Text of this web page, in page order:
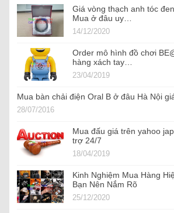
Giá vòng thạch anh tóc
Mua ở đâu uy…
14/12/2020
Order mô hình đồ chơi
hàng xách tay…
23/04/2019
Mua bàn chải điện Oral B ở đâu Hà Nội
28/07/2016
Mua đấu giá trên yahoo
trợ 24/7
18/04/2019
Kinh Nghiệm Mua Hàng
Bạn Nên Nắm Rõ
25/12/2020